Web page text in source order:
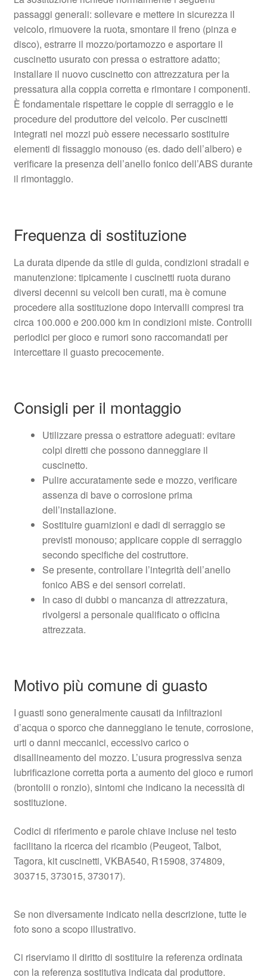
passaggi generali: sollevare e mettere in sicurezza il
veicolo, rimuovere la ruota, smontare il freno (pinza e
disco), estrarre il mozzo/portamozzo e asportare il
cuscinetto usurato con pressa o estrattore adatto;
installare il nuovo cuscinetto con attrezzatura per la
pressatura alla coppia corretta e rimontare i componenti.
È fondamentale rispettare le coppie di serraggio e le
procedure del produttore del veicolo. Per cuscinetti
integrati nei mozzi può essere necessario sostituire
elementi di fissaggio monouso (es. dado dell’albero) e
verificare la presenza dell’anello fonico dell’ABS durante
il rimontaggio.
Frequenza di sostituzione
La durata dipende da stile di guida, condizioni stradali e
manutenzione: tipicamente i cuscinetti ruota durano
diversi decenni su veicoli ben curati, ma è comune
procedere alla sostituzione dopo intervalli compresi tra
circa 100.000 e 200.000 km in condizioni miste. Controlli
periodici per gioco e rumori sono raccomandati per
intercettare il guasto precocemente.
Consigli per il montaggio
Utilizzare pressa o estrattore adeguati: evitare
colpi diretti che possono danneggiare il
cuscinetto.
Pulire accuratamente sede e mozzo, verificare
assenza di bave o corrosione prima
dell’installazione.
Sostituire guarnizioni e dadi di serraggio se
previsti monouso; applicare coppie di serraggio
secondo specifiche del costruttore.
Se presente, controllare l’integrità dell’anello
fonico ABS e dei sensori correlati.
In caso di dubbi o mancanza di attrezzatura,
rivolgersi a personale qualificato o officina
attrezzata.
Motivo più comune di guasto
I guasti sono generalmente causati da infiltrazioni
d’acqua o sporco che danneggiano le tenute, corrosione,
urti o danni meccanici, eccessivo carico o
disallineamento del mozzo. L’usura progressiva senza
lubrificazione corretta porta a aumento del gioco e rumori
(brontolii o ronzio), sintomi che indicano la necessità di
sostituzione.
Codici di riferimento e parole chiave incluse nel testo
facilitano la ricerca del ricambio (Peugeot, Talbot,
Tagora, kit cuscinetti, VKBA540, R15908, 374809,
303715, 373015, 373017).
Se non diversamente indicato nella descrizione, tutte le
foto sono a scopo illustrativo.
Ci riserviamo il diritto di sostituire la referenza ordinata
con la referenza sostitutiva indicata dal produttore.